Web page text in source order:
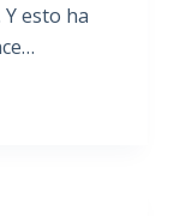
esto ha